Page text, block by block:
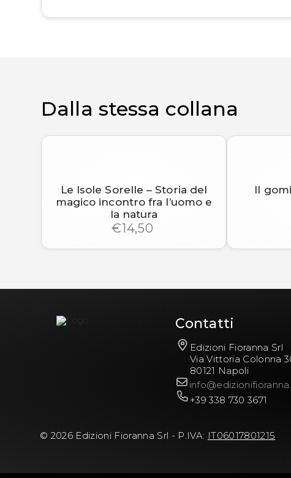
Dalla stessa collana
Le Isole Sorelle – Storia del
magico incontro fra l’uomo e
la natura
€14,50
Il
Contatti
Edizioni Fioranna Srl
Via Vittoria Colonna
80121 Napoli
+39 338 730 3671
© 2026 Edizioni Fioranna Srl - P.IVA: IT06017801215